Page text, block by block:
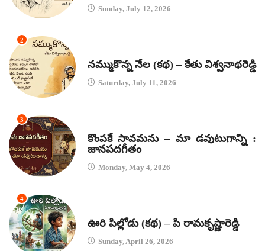
Sunday, July 12, 2026
2
నమ్ముకొన్న నేల (కథ) – కేతు విశ్వనాథరెడ్డి
Saturday, July 11, 2026
3
కొంపకే సావమను – మా డవుటుగాన్ని :
జానపదగీతం
Monday, May 4, 2026
4
ఊరి పిల్లోడు (కథ) – పి రామకృష్ణారెడ్డి
Sunday, April 26, 2026